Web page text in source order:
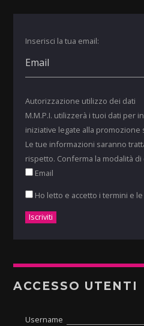
Inserisci la tua email:
Autorizzazione utilizzo dei dati
M.M.P.I. utilizzerà i tuoi dati per
iniziative legate alla
Le tue informazioni saranno
rispetto. Conferma la modalità
Email
Ho letto e accetto i termini e
ACCESSO UTENTI
Username